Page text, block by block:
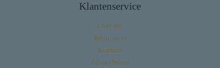
Klantenservice
Over ons
Retourneren
Klachten
Privacybeleid